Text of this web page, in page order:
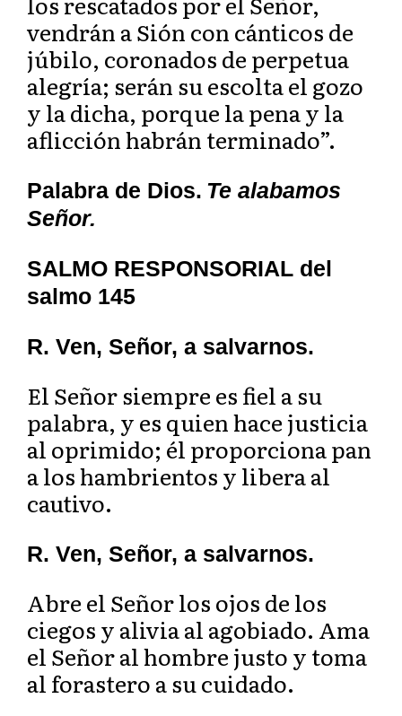
vendrán a Sión con cánticos de
júbilo, coronados de perpetua
alegría; serán su escolta el gozo
y la dicha, porque la pena y la
aflicción habrán terminado”.
Palabra de Dios. Te alabamos
Señor.
SALMO RESPONSORIAL del
salmo 145
R. Ven, Señor, a salvarnos.
El Señor siempre es fiel a su
palabra, y es quien hace justicia
al oprimido; él proporciona pan
a los hambrientos y libera al
cautivo.
R. Ven, Señor, a salvarnos.
Abre el Señor los ojos de los
ciegos y alivia al agobiado. Ama
el Señor al hombre justo y toma
al forastero a su cuidado.